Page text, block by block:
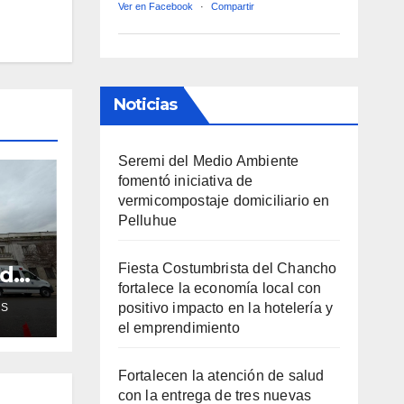
Ver en Facebook · Compartir
Noticias
Seremi del Medio Ambiente
fomentó iniciativa de
vermicompostaje domiciliario en
Pelluhue
Fiesta Costumbrista del Chancho
fortalece la economía local con
positivo impacto en la hotelería y
el emprendimiento
Fortalecen la atención de salud
con la entrega de tres nuevas